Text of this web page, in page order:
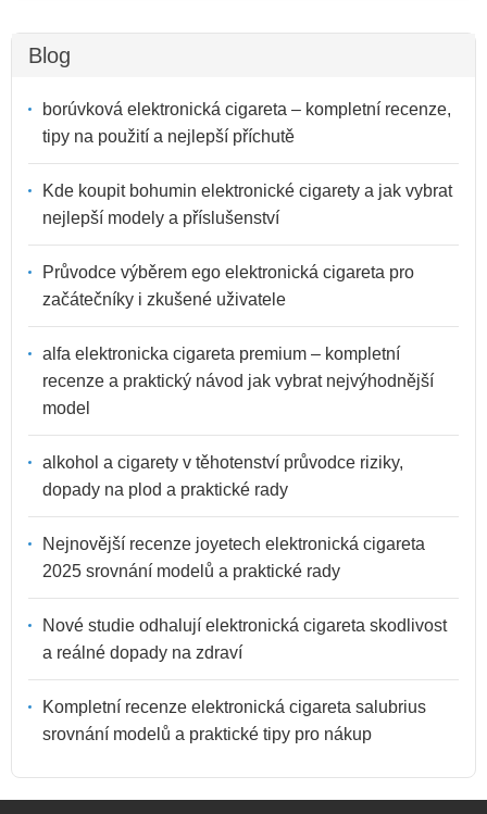
Blog
borúvková elektronická cigareta – kompletní recenze,
tipy na použití a nejlepší příchutě
Kde koupit bohumin elektronické cigarety a jak vybrat
nejlepší modely a příslušenství
Průvodce výběrem ego elektronická cigareta pro
začátečníky i zkušené uživatele
alfa elektronicka cigareta premium – kompletní
recenze a praktický návod jak vybrat nejvýhodnější
model
alkohol a cigarety v těhotenství průvodce riziky,
dopady na plod a praktické rady
Nejnovější recenze joyetech elektronická cigareta
2025 srovnání modelů a praktické rady
Nové studie odhalují elektronická cigareta skodlivost
a reálné dopady na zdraví
Kompletní recenze elektronická cigareta salubrius
srovnání modelů a praktické tipy pro nákup